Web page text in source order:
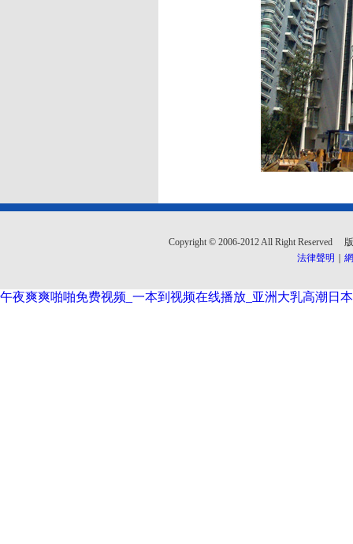
Copyright © 2006-2012 All Right
法律聲明
午夜爽爽啪啪免费视频_一本到视频在线播放_亚洲大乳高潮日